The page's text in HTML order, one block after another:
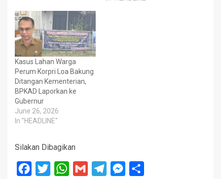
Kasus Lahan Warga
Perum Korpri Loa Bakung
Ditangan Kementerian,
BPKAD Laporkan ke
Gubernur
June 26, 2026
In "HEADLINE"
Silakan Dibagikan
Facebook
Twitter WhatsApp
Gmail TelegramMessenger